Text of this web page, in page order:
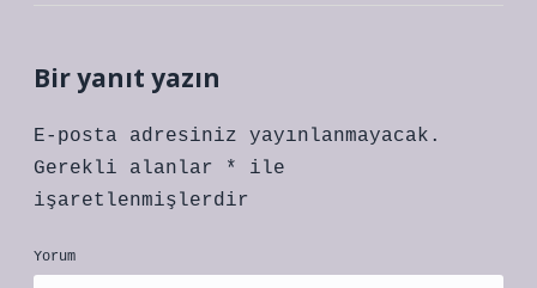
Bir yanıt yazın
E-posta adresiniz yayınlanmayacak.
Gerekli alanlar
*
ile
işaretlenmişlerdir
Yorum